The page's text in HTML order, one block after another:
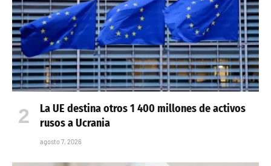
La UE destina otros 1 400 millones de activos
rusos a Ucrania
agosto 7, 2026